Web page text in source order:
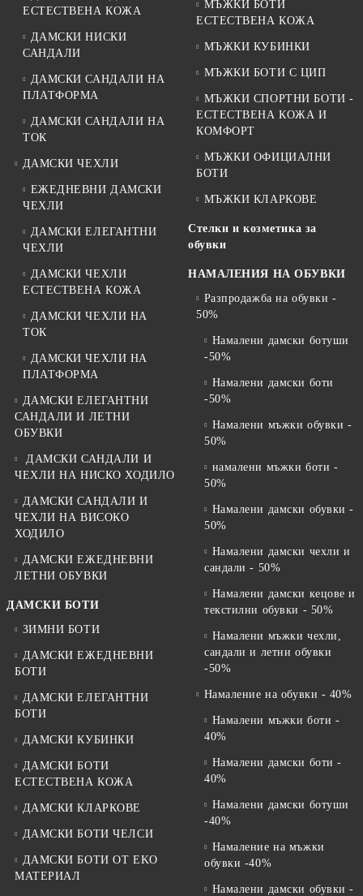
ЕСТЕСТВЕНА КОЖА
ДАМСКИ НИСКИ
САНДАЛИ
ДАМСКИ САНДАЛИ НА
ПЛАТФОРМА
ДАМСКИ САНДАЛИ НА
ТОК
ДАМСКИ ЧЕХЛИ
ЕЖЕДНЕВНИ ДАМСКИ
ЧЕХЛИ
ДАМСКИ ЕЛЕГАНТНИ
ЧЕХЛИ
ДАМСКИ ЧЕХЛИ
ЕСТЕСТВЕНА КОЖА
ДАМСКИ ЧЕХЛИ НА
ТОК
ДАМСКИ ЧЕХЛИ НА
ПЛАТФОРМА
ДАМСКИ ЕЛЕГАНТНИ
САНДАЛИ И ЛЕТНИ
ОБУВКИ
ДАМСКИ САНДАЛИ И
ЧЕХЛИ НА НИСКО ХОДИЛО
ДАМСКИ САНДАЛИ И
ЧЕХЛИ НА ВИСОКО
ХОДИЛО
ДАМСКИ ЕЖЕДНЕВНИ
ЛЕТНИ ОБУВКИ
ДАМСКИ БОТИ
ЗИМНИ БОТИ
ДАМСКИ ЕЖЕДНЕВНИ
БОТИ
ДАМСКИ ЕЛЕГАНТНИ
БОТИ
ДАМСКИ КУБИНКИ
ДАМСКИ БОТИ
ЕСТЕСТВЕНА КОЖА
ДАМСКИ КЛАРКОВЕ
ДАМСКИ БОТИ ЧЕЛСИ
ДАМСКИ БОТИ ОТ EKO
МАТЕРИАЛ
МЪЖКИ БОТИ
ЕСТЕСТВЕНА КОЖА
МЪЖКИ КУБИНКИ
МЪЖКИ БОТИ С ЦИП
МЪЖКИ СПОРТНИ БОТИ -
ЕСТЕСТВЕНА КОЖА И
КОМФОРТ
МЪЖКИ ОФИЦИАЛНИ
БОТИ
МЪЖКИ КЛАРКОВЕ
Стелки и козметика за
обувки
НАМАЛЕНИЯ НА ОБУВКИ
Разпродажба на обувки -
50%
Намалени дамски ботуши
-50%
Намалени дамски боти
-50%
Намалени мъжки обувки -
50%
намалени мъжки боти -
50%
Намалени дамски обувки -
50%
Намалени дамски чехли и
сандали - 50%
Намалени дамски кецове и
текстилни обувки - 50%
Намалени мъжки чехли,
сандали и летни обувки
-50%
Намаление на обувки - 40%
Намалени мъжки боти -
40%
Намалени дамски боти -
40%
Намалени дамски ботуши
-40%
Намаление на мъжки
обувки -40%
Намалени дамски обувки -